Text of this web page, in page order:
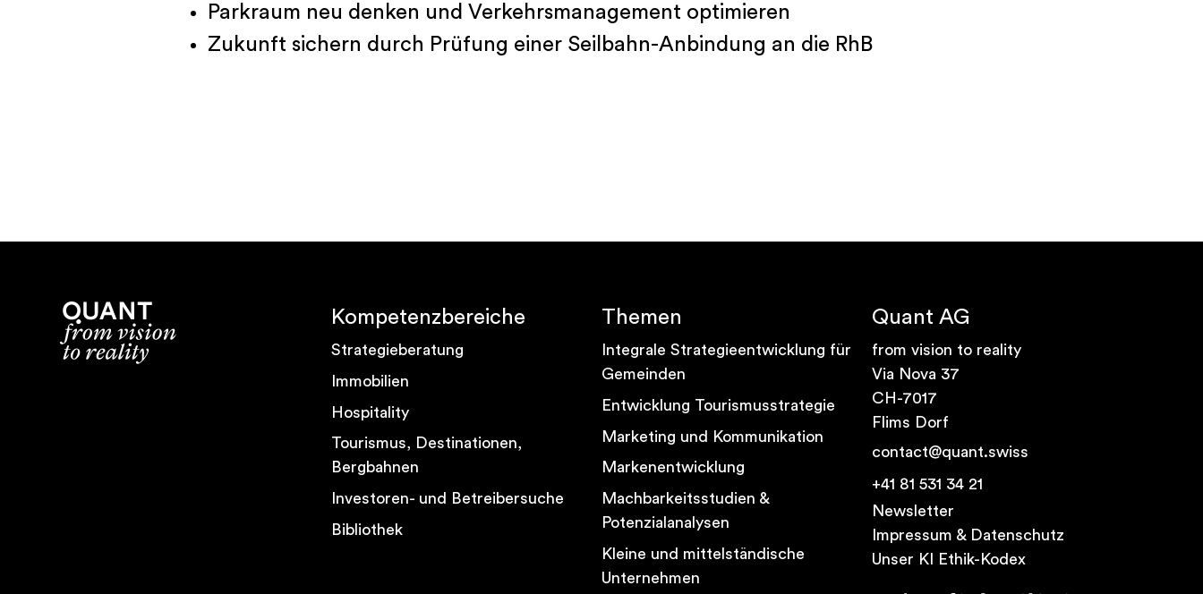
Parkraum neu denken und Verkehrsmanagement optimieren
Zukunft sichern durch Prüfung einer Seilbahn-Anbindung an die RhB
Kompetenzbereiche
Strategieberatung
Immobilien
Hospitality
Tourismus, Destinationen,
Bergbahnen
Investoren- und Betreibersuche
Bibliothek
Themen
Integrale Strategieentwicklung für
Gemeinden
Entwicklung Tourismusstrategie
Marketing und Kommunikation
Markenentwicklung
Machbarkeitsstudien &
Potenzialanalysen
Kleine und mittelständische
Unternehmen
Quant AG
from vision to reality
Via Nova 37
CH-7017
Flims Dorf
contact@quant.swiss
+41 81 531 34 21
Newsletter
Impressum & Datenschutz
Unser KI Ethik-Kodex